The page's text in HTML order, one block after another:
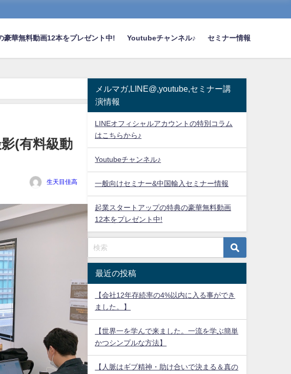
豪華無料動画12本をプレゼント中! Youtubeチャンネル♪ セミナー情報
(有料級動
生天目佳高
メルマガ,LINE@,youtube,セミナー講
演情報
LINEオフィシャルアカウントの特別コラム
はこちらから♪
Youtubeチャンネル♪
一般向けセミナー&中国輸入セミナー情報
起業スタートアップの特典の豪華無料動画
12本をプレゼント中!
最近の投稿
【会社12年存続率の4%以内に入る事ができ
ました。】
【世界一を学んで来ました。一流を学ぶ簡単
かつシンプルな方法】
【人脈はギブ精神・助け合いで決まる＆真の